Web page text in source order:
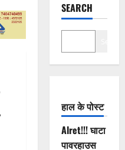
SEARCH
हाल के पोस्ट
Alret!!! घाटा
पावरहाउस